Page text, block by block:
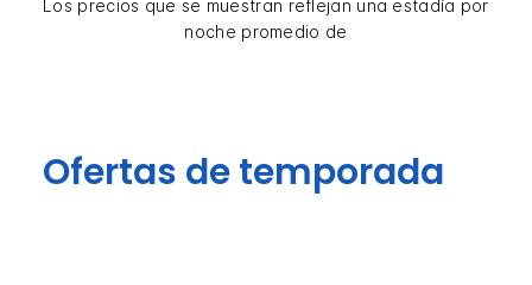
Los precios que se muestran reflejan una estadía por
noche promedio de
Ofertas de temporada